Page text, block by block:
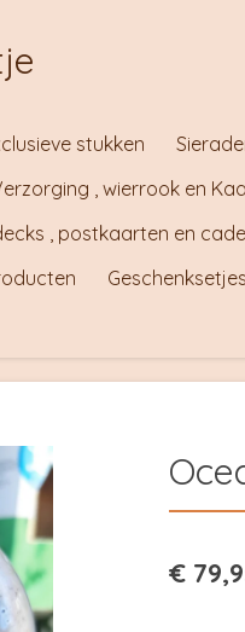
stukken
, wierrook en
, postkaarten en
Geschenksetjes
€